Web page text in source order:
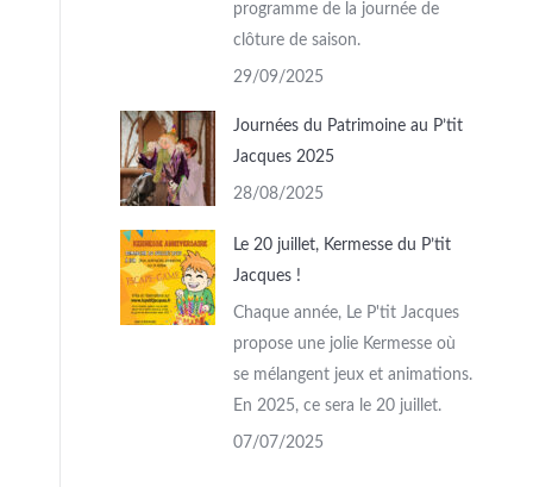
programme de la journée de
clôture de saison.
29/09/2025
Journées du Patrimoine au P’tit
Jacques 2025
28/08/2025
Le 20 juillet, Kermesse du P’tit
Jacques !
Chaque année, Le P'tit Jacques
propose une jolie Kermesse où
se mélangent jeux et animations.
En 2025, ce sera le 20 juillet.
07/07/2025